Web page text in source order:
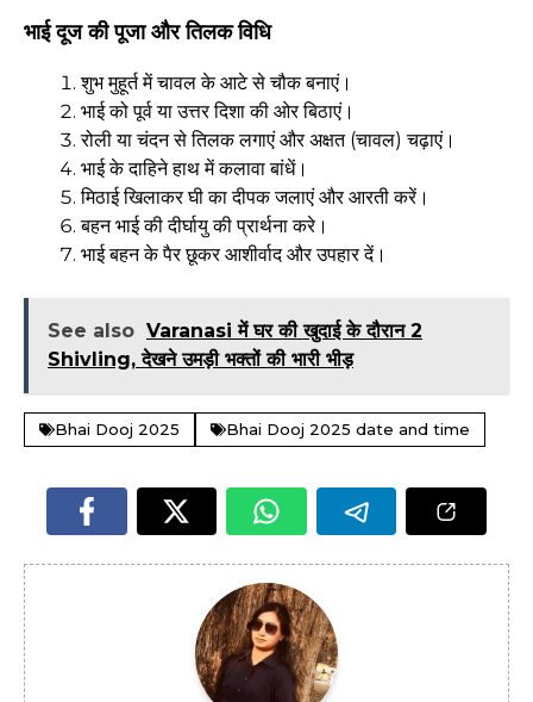
भाई दूज की पूजा और तिलक विधि
शुभ मुहूर्त में चावल के आटे से चौक बनाएं।
भाई को पूर्व या उत्तर दिशा की ओर बिठाएं।
रोली या चंदन से तिलक लगाएं और अक्षत (चावल) चढ़ाएं।
भाई के दाहिने हाथ में कलावा बांधें।
मिठाई खिलाकर घी का दीपक जलाएं और आरती करें।
बहन भाई की दीर्घायु की प्रार्थना करे।
भाई बहन के पैर छूकर आशीर्वाद और उपहार दें।
See also Varanasi में घर की खुदाई के दौरान 2
Shivling, देखने उमड़ी भक्तों की भारी भीड़
Bhai Dooj 2025 Bhai Dooj 2025 date and time